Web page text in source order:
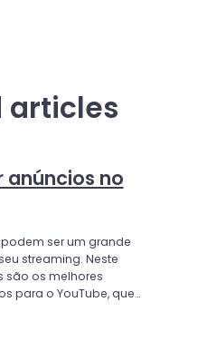
articles
anúncios no
ser um grande
streaming. Neste
são os melhores
para o YouTube, que
uma experiência